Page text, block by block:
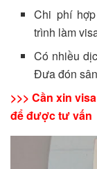
Chi phí
trình làm
Có nhiều
Đưa đón
>>> Cần xin
để được tư vấn